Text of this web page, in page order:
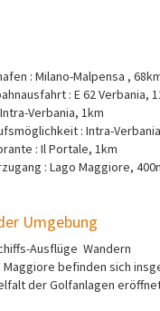
: Milano-Malpensa ,
: E 62 Verbania,
Verbania, 1km
: Intra-
: Il Portale, 1km
: Lago Maggiore,
Umgebung
Ausflüge Wandern
Maggiore befinden sich
der Golfanlagen